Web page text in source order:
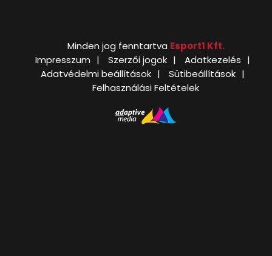
Minden jog fenntartva Esport1 Kft.
Impresszum
Szerzői jogok
Adatkezelés
Adatvédelmi beállítások
Sütibeállítások
Felhasználási Feltételek